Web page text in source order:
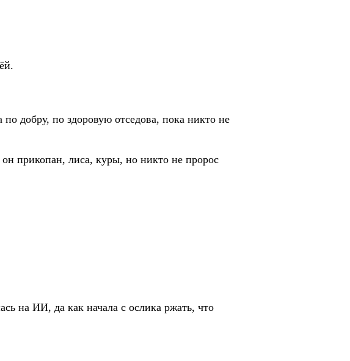
добру, по здоровую отседова, пока никто не
прикопан, лиса, куры, но никто не пророс
на ИИ, да как начала с ослика ржать, что